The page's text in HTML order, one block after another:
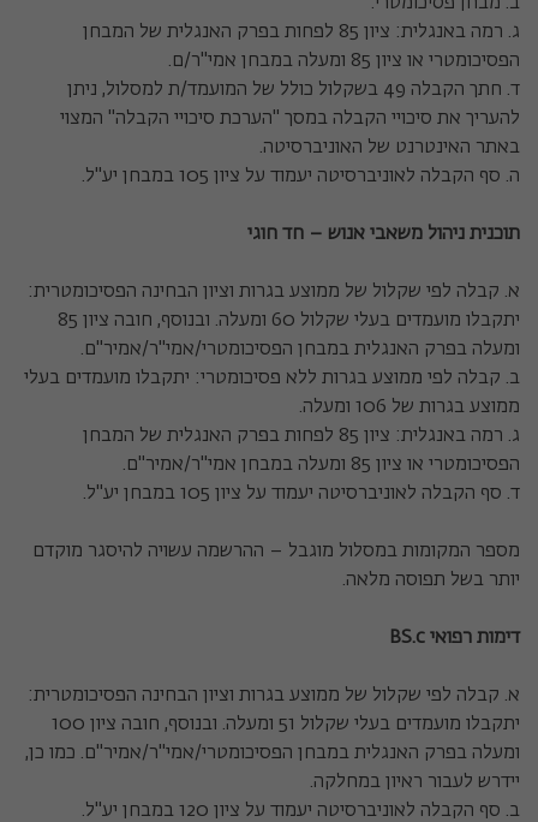
ג. רמה באנגלית: ציון 85 לפחות בפרק האנגלית של המבחן
הפסיכומטרי או ציון 85 ומעלה במבחן אמי"ר/ם.
ד. חתך הקבלה 49 בשקלול כולל של המועמד/ת למסלול, ניתן
להעריך את סיכויי הקבלה במסך "הערכת סיכויי הקבלה" המצוי
באתר האינטרנט של האוניברסיטה.
ה. סף הקבלה לאוניברסיטה יעמוד על ציון 105 במבחן יע"ל.
תוכנית ניהול משאבי אנוש – חד חוגי
א. קבלה לפי שקלול של ממוצע בגרות וציון הבחינה הפסיכומטרית:
יתקבלו מועמדים בעלי שקלול 60 ומעלה. ובנוסף, חובה ציון 85
ומעלה בפרק האנגלית במבחן הפסיכומטרי/אמי"ר/אמיר"ם.
ב. קבלה לפי ממוצע בגרות ללא פסיכומטרי: יתקבלו מועמדים בעלי
ממוצע בגרות של 106 ומעלה.
ג. רמה באנגלית: ציון 85 לפחות בפרק האנגלית של המבחן
הפסיכומטרי או ציון 85 ומעלה במבחן אמי"ר/אמיר"ם.
ד. סף הקבלה לאוניברסיטה יעמוד על ציון 105 במבחן יע"ל.
מספר המקומות במסלול מוגבל – ההרשמה עשויה להיסגר מוקדם
יותר בשל תפוסה מלאה.
דימות רפואי BS.c
א. קבלה לפי שקלול של ממוצע בגרות וציון הבחינה הפסיכומטרית:
יתקבלו מועמדים בעלי שקלול 51 ומעלה. ובנוסף, חובה ציון 100
ומעלה בפרק האנגלית במבחן הפסיכומטרי/אמי"ר/אמיר"ם. כמו כן,
יידרש לעבור ראיון במחלקה.
ב. סף הקבלה לאוניברסיטה יעמוד על ציון 120 במבחן יע"ל.